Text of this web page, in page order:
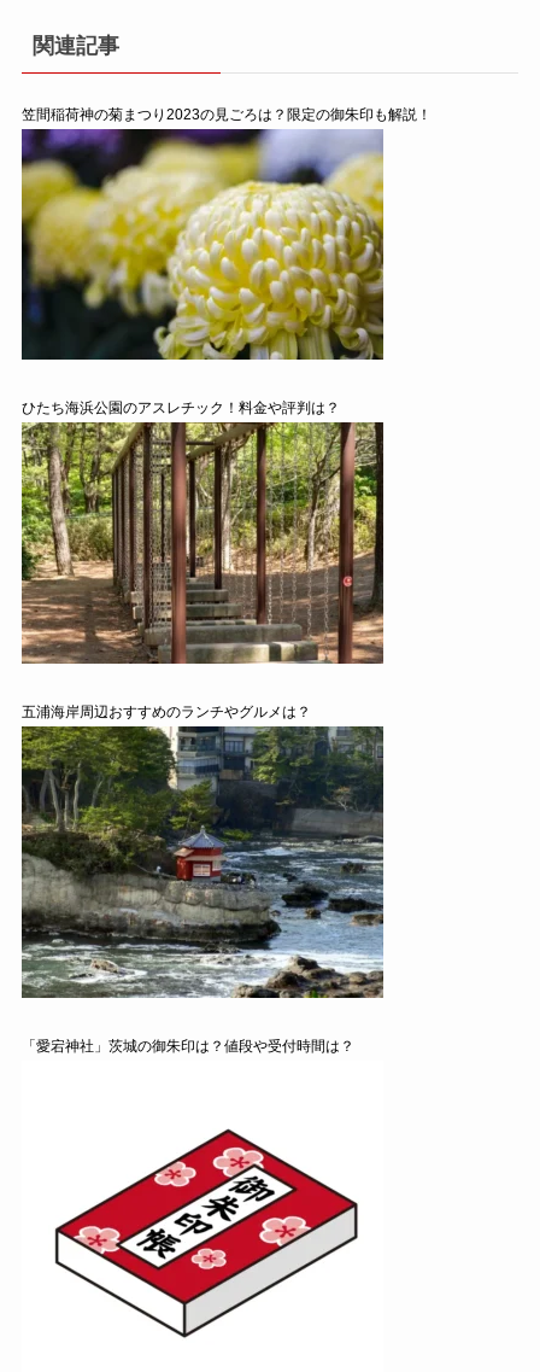
関連記事
笠間稲荷神の菊まつり2023の見ごろは？限定の御朱印も解説！
ひたち海浜公園のアスレチック！料金や評判は？
五浦海岸周辺おすすめのランチやグルメは？
「愛宕神社」茨城の御朱印は？値段や受付時間は？